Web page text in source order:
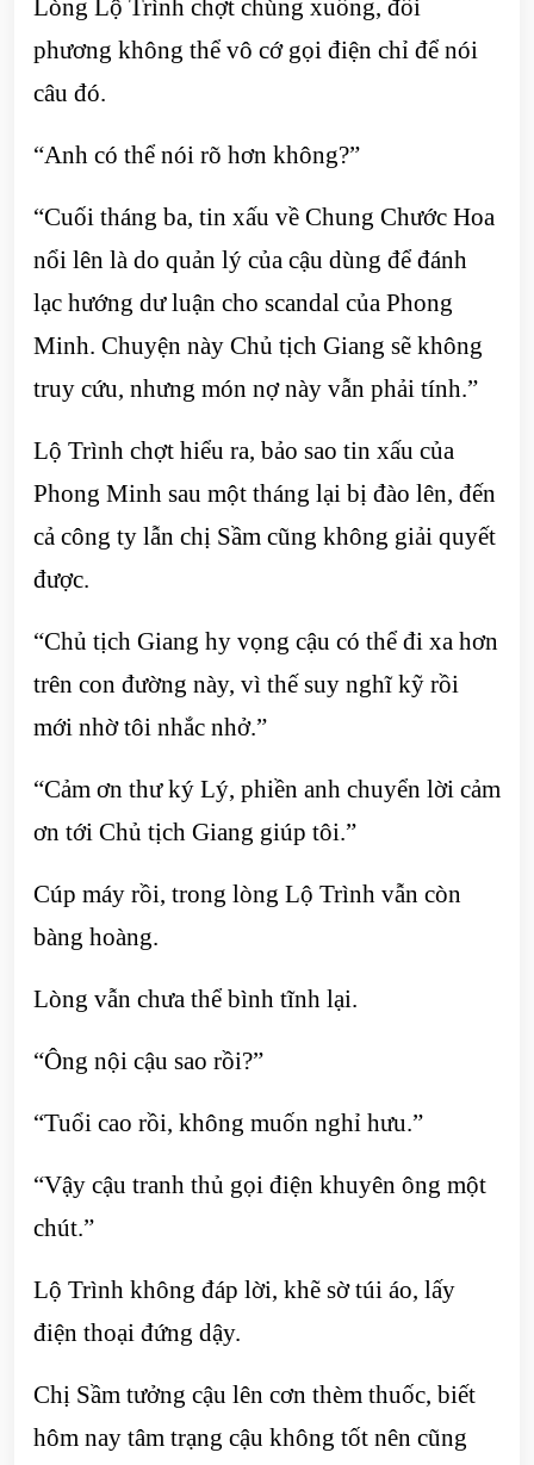
Lòng Lộ Trình chợt chùng xuống, đối
phương không thể vô cớ gọi điện chỉ để nói
câu đó.
“Anh có thể nói rõ hơn không?”
“Cuối tháng ba, tin xấu về Chung Chước Hoa
nổi lên là do quản lý của cậu dùng để đánh
lạc hướng dư luận cho scandal của Phong
Minh. Chuyện này Chủ tịch Giang sẽ không
truy cứu, nhưng món nợ này vẫn phải tính.”
Lộ Trình chợt hiểu ra, bảo sao tin xấu của
Phong Minh sau một tháng lại bị đào lên, đến
cả công ty lẫn chị Sầm cũng không giải quyết
được.
“Chủ tịch Giang hy vọng cậu có thể đi xa hơn
trên con đường này, vì thế suy nghĩ kỹ rồi
mới nhờ tôi nhắc nhở.”
“Cảm ơn thư ký Lý, phiền anh chuyển lời cảm
ơn tới Chủ tịch Giang giúp tôi.”
Cúp máy rồi, trong lòng Lộ Trình vẫn còn
bàng hoàng.
Lòng vẫn chưa thể bình tĩnh lại.
“Ông nội cậu sao rồi?”
“Tuổi cao rồi, không muốn nghỉ hưu.”
“Vậy cậu tranh thủ gọi điện khuyên ông một
chút.”
Lộ Trình không đáp lời, khẽ sờ túi áo, lấy
điện thoại đứng dậy.
Chị Sầm tưởng cậu lên cơn thèm thuốc, biết
hôm nay tâm trạng cậu không tốt nên cũng